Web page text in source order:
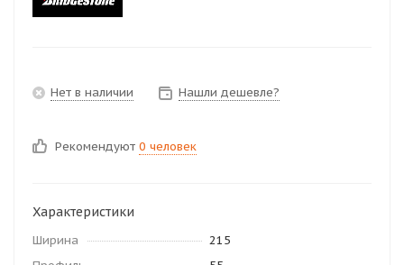
Нет в наличии Нашли дешевле?
Рекомендуют 0 человек
Характеристики
Ширина
215